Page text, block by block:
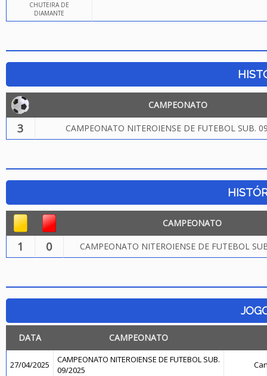
CHUTEIRA DE
DIAMANTE
CAMPEONATO
3 CAMPEONATO NITEROIENSE DE FUTEBOL SUB.
CAMPEONATO
1 0 CAMPEONATO NITEROIENSE DE FUTEBOL
DATA CAMPEONATO
27/04/2025
CAMPEONATO NITEROIENSE DE FUTEBOL SUB.
09/2025